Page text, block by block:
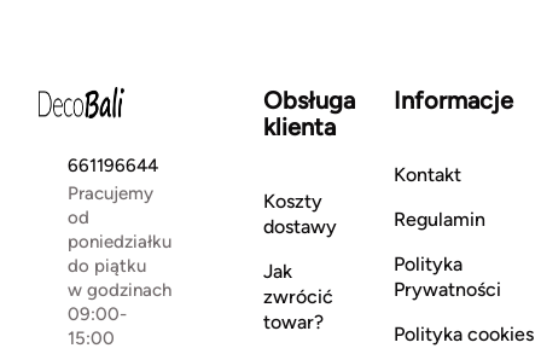
661196644
Pracujemy
od
poniedziałku
do piątku
w godzinach
09:00-
15:00
Obsługa
klienta
Koszty
dostawy
Jak
zwrócić
towar?
Informacje
Kontakt
Regulamin
Polityka
Prywatności
Polityka cookies